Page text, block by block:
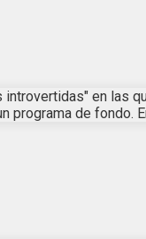
en las
de